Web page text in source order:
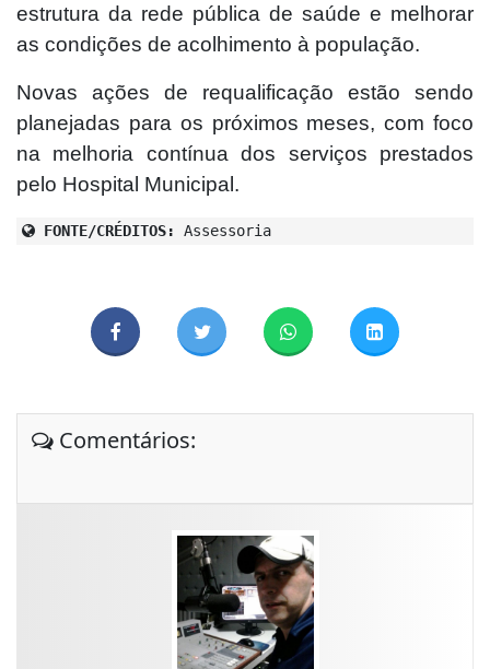
estrutura da rede pública de saúde e melhorar
as condições de acolhimento à população.
Novas ações de requalificação estão sendo
planejadas para os próximos meses, com foco
na melhoria contínua dos serviços prestados
pelo Hospital Municipal.
FONTE/CRÉDITOS: Assessoria
Comentários: